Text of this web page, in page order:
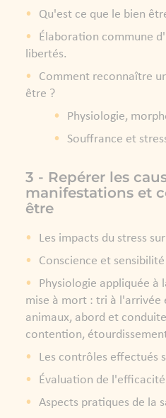
Qu'est ce que le bien
Élaboration commune
libertés.
Comment reconnaître
être ?
Physiologie,
Souffrance et
3 - Repérer les
manifestations et
être
Les impacts du stress
Conscience et
Physiologie appliquée à
mise à mort : tri à l'arrivée
animaux, abord et
contention,
Les contrôles effectués
Évaluation de
Aspects pratiques de la